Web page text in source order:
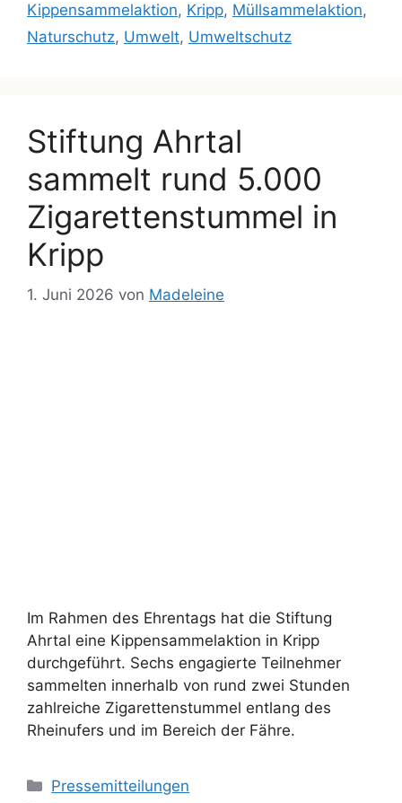
Kippensammelaktion, Kripp, Müllsammelaktion,
Naturschutz, Umwelt, Umweltschutz
Stiftung Ahrtal
sammelt rund 5.000
Zigarettenstummel in
Kripp
1. Juni 2026 von Madeleine
Im Rahmen des Ehrentags hat die Stiftung
Ahrtal eine Kippensammelaktion in Kripp
durchgeführt. Sechs engagierte Teilnehmer
sammelten innerhalb von rund zwei Stunden
zahlreiche Zigarettenstummel entlang des
Rheinufers und im Bereich der Fähre.
Pressemitteilungen